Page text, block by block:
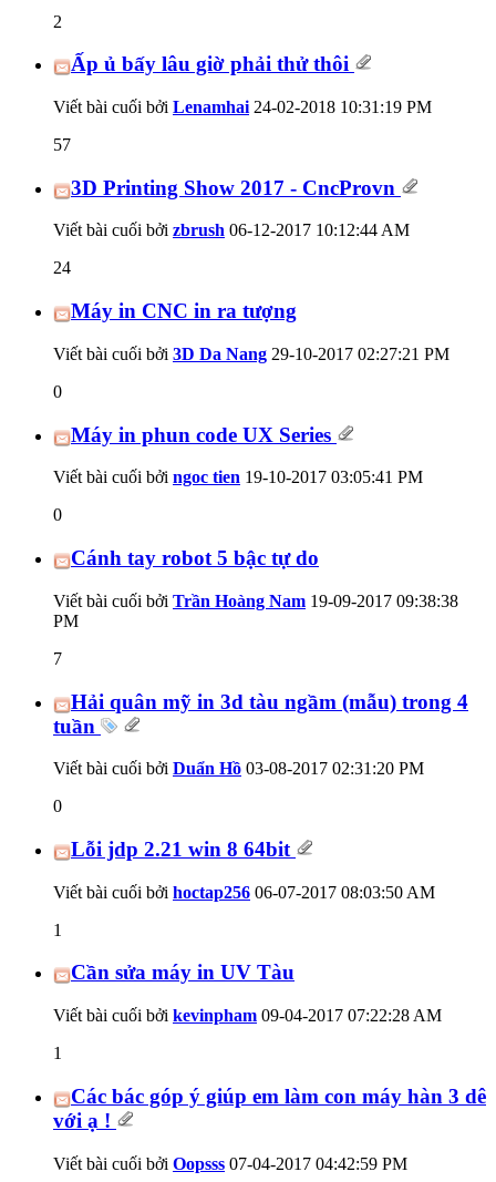
2
Ấp ủ bấy lâu giờ phải thử thôi
Viết bài cuối bởi Lenamhai 24-02-2018 10:31:19 PM
57
3D Printing Show 2017 - CncProvn
Viết bài cuối bởi zbrush 06-12-2017 10:12:44 AM
24
Máy in CNC in ra tượng
Viết bài cuối bởi 3D Da Nang 29-10-2017 02:27:21 PM
0
Máy in phun code UX Series
Viết bài cuối bởi ngoc tien 19-10-2017 03:05:41 PM
0
Cánh tay robot 5 bậc tự do
Viết bài cuối bởi Trần Hoàng Nam 19-09-2017 09:38:38
PM
7
Hải quân mỹ in 3d tàu ngầm (mẫu) trong 4
tuần
Viết bài cuối bởi Duẩn Hồ 03-08-2017 02:31:20 PM
0
Lỗi jdp 2.21 win 8 64bit
Viết bài cuối bởi hoctap256 06-07-2017 08:03:50 AM
1
Cần sửa máy in UV Tàu
Viết bài cuối bởi kevinpham 09-04-2017 07:22:28 AM
1
Các bác góp ý giúp em làm con máy hàn 3 dê
với ạ !
Viết bài cuối bởi Oopsss 07-04-2017 04:42:59 PM